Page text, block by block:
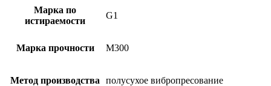
Марка по
истираемости
G1
Марка прочности М300
Метод производства полусухое вибропресование